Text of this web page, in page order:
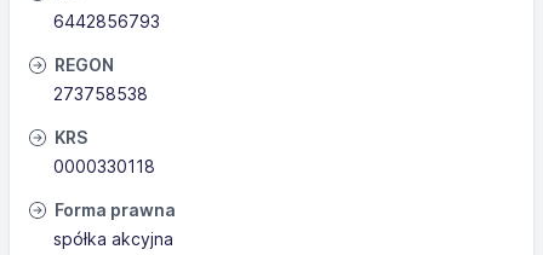
6442856793
REGON
273758538
KRS
0000330118
Forma prawna
spółka akcyjna